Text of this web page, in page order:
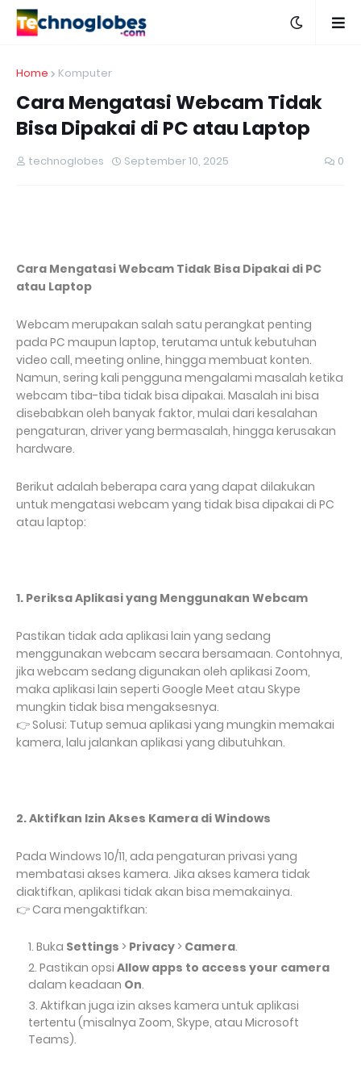
Home Komputer
Cara Mengatasi Webcam Tidak
Bisa Dipakai di PC atau Laptop
technoglobes September 10, 2025 0
Cara Mengatasi Webcam Tidak Bisa Dipakai di PC
atau Laptop
Webcam merupakan salah satu perangkat penting
pada PC maupun laptop, terutama untuk kebutuhan
video call, meeting online, hingga membuat konten.
Namun, sering kali pengguna mengalami masalah ketika
webcam tiba-tiba tidak bisa dipakai. Masalah ini bisa
disebabkan oleh banyak faktor, mulai dari kesalahan
pengaturan, driver yang bermasalah, hingga kerusakan
hardware.
Berikut adalah beberapa cara yang dapat dilakukan
untuk mengatasi webcam yang tidak bisa dipakai di PC
atau laptop:
1. Periksa Aplikasi yang Menggunakan Webcam
Pastikan tidak ada aplikasi lain yang sedang
menggunakan webcam secara bersamaan. Contohnya,
jika webcam sedang digunakan oleh aplikasi Zoom,
maka aplikasi lain seperti Google Meet atau Skype
mungkin tidak bisa mengaksesnya.
👉Solusi: Tutup semua aplikasi yang mungkin memakai
kamera, lalu jalankan aplikasi yang dibutuhkan.
2. Aktifkan Izin Akses Kamera di Windows
Pada Windows 10/11, ada pengaturan privasi yang
membatasi akses kamera. Jika akses kamera tidak
diaktifkan, aplikasi tidak akan bisa memakainya.
👉 Cara mengaktifkan:
Buka Settings > Privacy > Camera.
Pastikan opsi Allow apps to access your camera
dalam keadaan On.
Aktifkan juga izin akses kamera untuk aplikasi
tertentu (misalnya Zoom, Skype, atau Microsoft
Teams).